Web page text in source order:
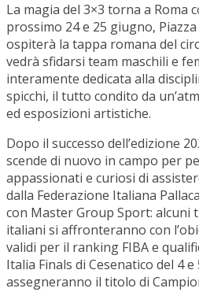
La magia del 3×3 torna a Roma
prossimo 24 e 25 giugno,
ospiterà la tappa romana del
vedrà sfidarsi team maschili e
interamente dedicata alla
spicchi, il tutto condito da
ed esposizioni artistiche.
Dopo il successo dell’edizione
scende di nuovo in campo per
appassionati e curiosi di
dalla Federazione Italiana
con Master Group Sport: alcuni
italiani si affronteranno con
validi per il ranking FIBA e
Italia Finals di Cesenatico del 4
assegneranno il titolo di